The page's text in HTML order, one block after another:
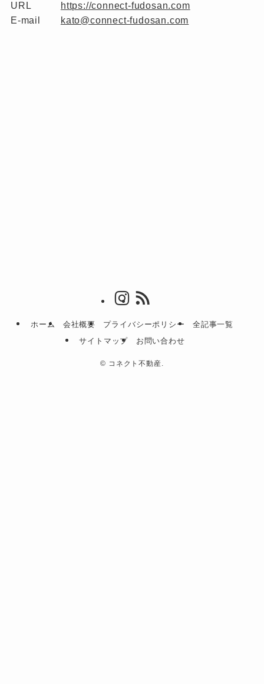
URL
https://connect-fudosan.com
E-mail
kato@connect-fudosan.com
ホーム 会社概要 プライバシーポリシー
全記事一覧
サイトマップ
お問い合わせ
© コネクト不動産.